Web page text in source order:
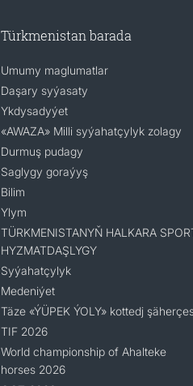
Türkmenistan barada
Umumy maglumatlar
Daşary syýasaty
Ykdysadyýet
«AWAZA» Milli syýahatçylyk zolagy
Durmuş pudagy
Saglygy goraýyş
Bilim
Ylym
TÜRKMENISTANYŇ HALKARA
HYZMATDAŞLYGY
Syýahatçylyk
Medeniýet
Täze «ÝÜPEK ÝOLY» kottedj
TIF 2026
World championship of Ahalteke
horses 2026